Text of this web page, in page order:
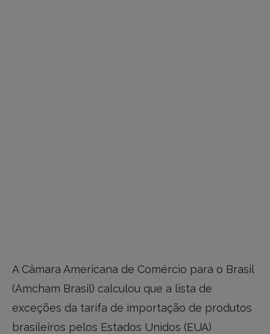
A Câmara Americana de Comércio para o Brasil
(Amcham Brasil) calculou que a lista de
exceções da tarifa de importação de produtos
brasileiros pelos Estados Unidos (EUA)